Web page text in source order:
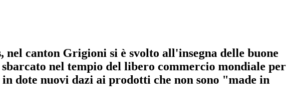
canton Grigioni si è svolto all'insegna delle buone
nel tempio del libero commercio mondiale per
dote nuovi dazi ai prodotti che non sono "made in